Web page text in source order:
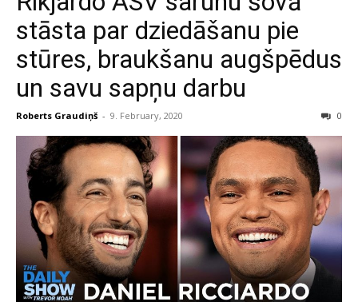
stāsta par dziedāšanu pie
stūres, braukšanu augšpēdus
un savu sapņu darbu
Roberts Graudiņš - 9. February, 2020 0